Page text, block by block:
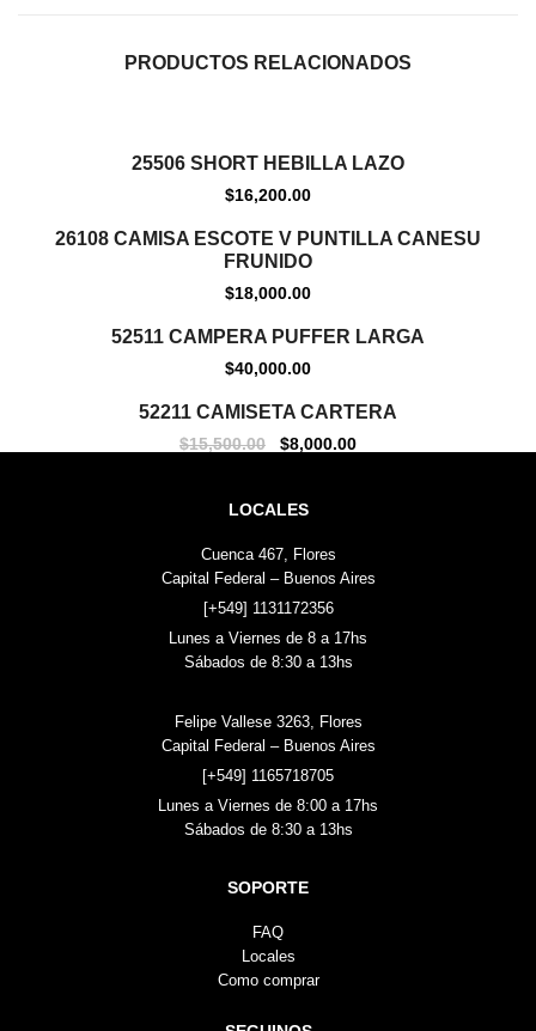
PRODUCTOS RELACIONADOS
25506 SHORT HEBILLA LAZO
$16,200.00
26108 CAMISA ESCOTE V PUNTILLA CANESU
FRUNIDO
$18,000.00
52511 CAMPERA PUFFER LARGA
$40,000.00
52211 CAMISETA CARTERA
$15,500.00 $8,000.00
LOCALES
Cuenca 467, Flores
Capital Federal – Buenos Aires
[+549] 1131172356
Lunes a Viernes de 8 a 17hs
Sábados de 8:30 a 13hs
Felipe Vallese 3263, Flores
Capital Federal – Buenos Aires
[+549] 1165718705
Lunes a Viernes de 8:00 a 17hs
Sábados de 8:30 a 13hs
SOPORTE
FAQ
Locales
Como comprar